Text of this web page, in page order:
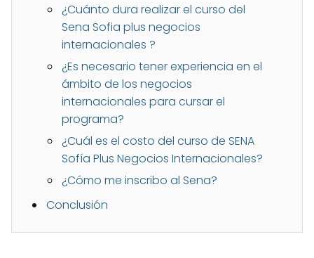
¿Cuánto dura realizar el curso del
Sena Sofia plus negocios
internacionales ?
¿Es necesario tener experiencia en el
ámbito de los negocios
internacionales para cursar el
programa?
¿Cuál es el costo del curso de SENA
Sofía Plus Negocios Internacionales?
¿Cómo me inscribo al Sena?
Conclusión